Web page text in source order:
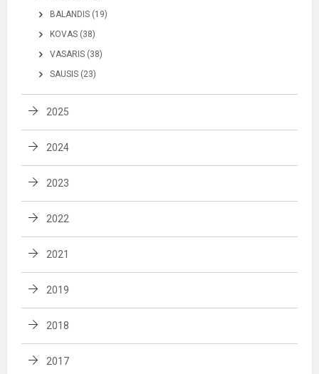
BALANDIS (19)
KOVAS (38)
VASARIS (38)
SAUSIS (23)
2025
2024
2023
2022
2021
2019
2018
2017